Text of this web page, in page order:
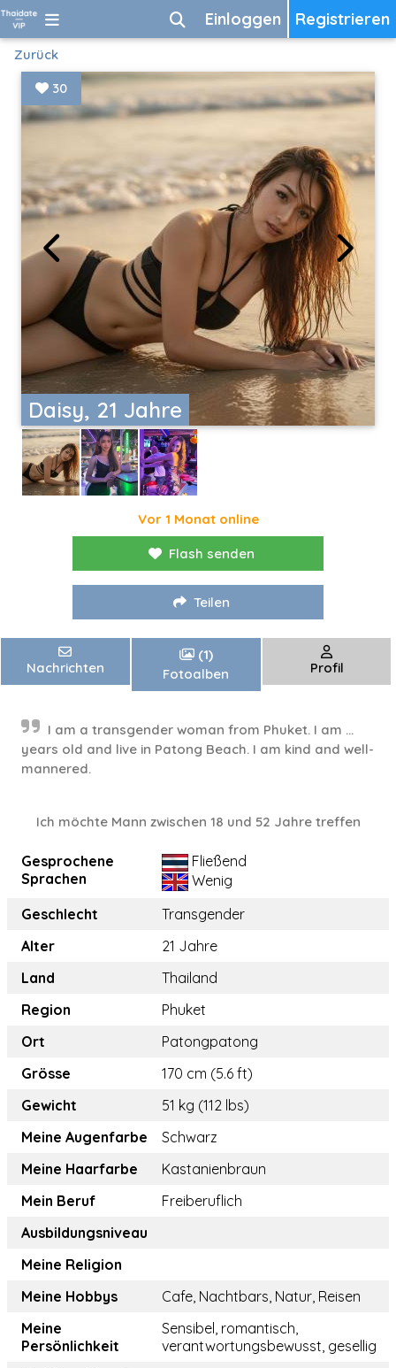
Registrieren
Einloggen
Zurück
Daisy, 21 Jahre
30
Vor 1 Monat online
Flash senden
Teilen
Nachrichten
(1)
Fotoalben
Profil
I am a transgender woman from Phuket. I am ...
years old and live in Patong Beach. I am kind and well-
mannered.
Ich möchte Mann zwischen 18 und 52 Jahre treffen
Gesprochene
Sprachen
Fließend
Wenig
Geschlecht
Transgender
Alter
21 Jahre
Land
Thailand
Region
Phuket
Ort
Patongpatong
Grösse
170 cm (5.6 ft)
Gewicht
51 kg (112 lbs)
Meine Augenfarbe
Schwarz
Meine Haarfarbe
Kastanienbraun
Mein Beruf
Freiberuflich
Ausbildungsniveau
Meine Religion
Meine Hobbys
Cafe, Nachtbars, Natur, Reisen
Meine
Persönlichkeit
Sensibel, romantisch,
verantwortungsbewusst, gesellig